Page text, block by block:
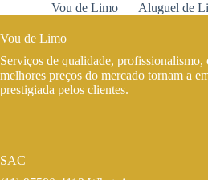
Vou de Limo Aluguel de
Vou de Limo
Serviços de qualidade, profissionalismo,
melhores preços do mercado tornam a
prestigiada pelos clientes.
SAC